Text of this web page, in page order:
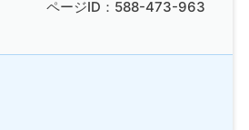
ページID：588-473-963